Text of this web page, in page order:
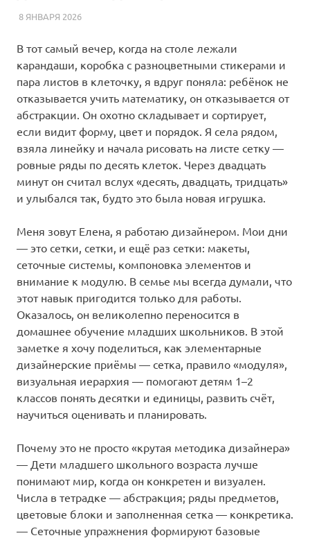
8 ЯНВАРЯ 2026HOMELESSONS
СТАТЬИ
В тот самый вечер, когда на столе лежали
карандаши, коробка с разноцветными стикерами и
пара листов в клеточку, я вдруг поняла: ребёнок не
отказывается учить математику, он отказывается от
абстракции. Он охотно складывает и сортирует,
если видит форму, цвет и порядок. Я села рядом,
взяла линейку и начала рисовать на листе сетку —
ровные ряды по десять клеток. Через двадцать
минут он считал вслух «десять, двадцать, тридцать»
и улыбался так, будто это была новая игрушка.
Меня зовут Елена, я работаю дизайнером. Мои дни
— это сетки, сетки, и ещё раз сетки: макеты,
сеточные системы, компоновка элементов и
внимание к модулю. В семье мы всегда думали, что
этот навык пригодится только для работы.
Оказалось, он великолепно переносится в
домашнее обучение младших школьников. В этой
заметке я хочу поделиться, как элементарные
дизайнерские приёмы — сетка, правило «модуля»,
визуальная иерархия — помогают детям 1–2
классов понять десятки и единицы, развить счёт,
научиться оценивать и планировать.
Почему это не просто «крутая методика дизайнера»
— Дети младшего школьного возраста лучше
понимают мир, когда он конкретен и визуален.
Числа в тетрадке — абстракция; ряды предметов,
цветовые блоки и заполненная сетка — конкретика.
— Сеточные упражнения формируют базовые